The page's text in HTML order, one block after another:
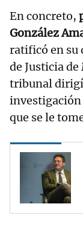
En concreto,
González
ratificó en su
de Justicia
tribunal
investigación
que se le